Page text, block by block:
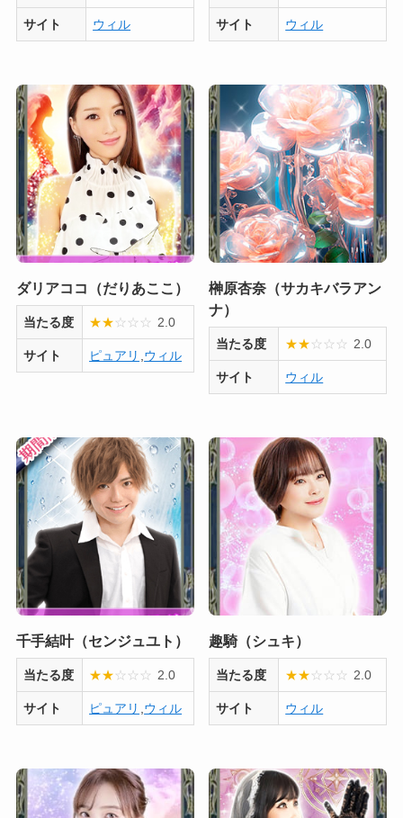
サイト ウィル サイト ウィル
ダリアココ（だりあここ）
当たる度 ★★☆ ☆ ☆ 2.0
サイト ピュアリ ウィル
榊原杏奈（サカキバラアン
ナ）
当たる度 ★★☆ ☆ ☆ 2.0
サイト ウィル
千手結叶（センジュユト）
当たる度 ★★☆ ☆ ☆ 2.0
サイト ピュアリ ,ウィル
趣騎（シュキ）
当たる度 ★★☆ ☆ ☆ 2.0
サイト ウィル